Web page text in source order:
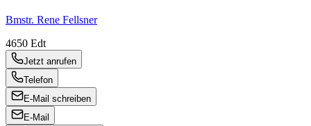
Bmstr. Rene Fellsner
4650 Edt
Jetzt anrufen
Telefon
E-Mail schreiben
E-Mail